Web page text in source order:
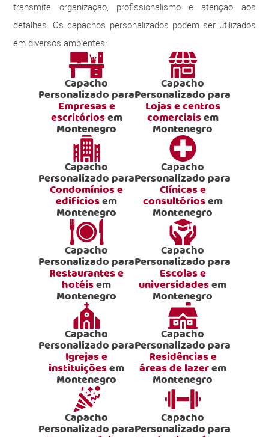
transmite organização, profissionalismo e atenção aos
detalhes. Os capachos personalizados podem ser utilizados
em diversos ambientes:
Capacho
Personalizado para
Empresas e
escritóriosem
Montenegro
Capacho
Personalizado para
Lojas e centros
comerciaisem
Montenegro
Capacho
Personalizado para
Condomínios e
edifíciosem
Montenegro
Capacho
Personalizado para
Clínicas e
consultóriosem
Montenegro
Capacho
Personalizado para
Restaurantes e
hotéisem
Montenegro
Capacho
Personalizado para
Escolas e
universidadesem
Montenegro
Capacho
Personalizado para
Igrejas e
instituiçõesem
Montenegro
Capacho
Personalizado para
Residências e
áreas de lazerem
Montenegro
Capacho
Personalizado para
Capacho
Personalizado para